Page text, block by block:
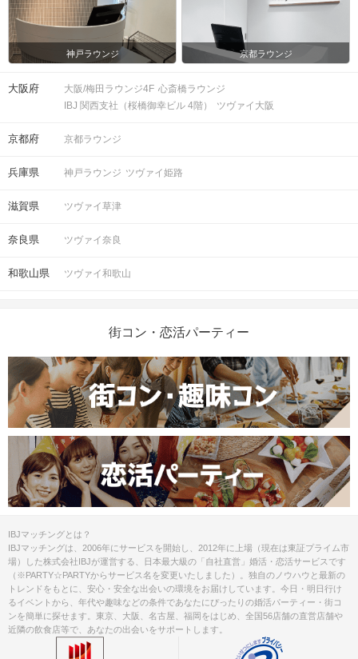
神戸ラウンジ 京都ラウンジ
大阪府 大阪/梅田ラウンジ4F 心斎橋ラウンジ
IBJ 関西支社（桜橋御幸ビル 4階）
ツヴァイ大阪
京都府 京都ラウンジ
兵庫県 神戸ラウンジ ツヴァイ姫路
滋賀県 ツヴァイ草津
奈良県 ツヴァイ奈良
和歌山県 ツヴァイ和歌山
街コン・恋活パーティー
IBJマッチングとは？
IBJマッチングは、2006年にサービスを開始し、2012年に上場（現在は東証プライム市
場）した株式会社IBJが運営する、日本最大級の「自社直営」婚活・恋活サービスです
（※PARTY☆PARTYからサービス名を変更いたしました）。独自のノウハウと最新の
トレンドをもとに、安心・安全な出会いの環境をお届けしています。今日・明日行け
るイベントから、年代や趣味などの条件であなたにぴったりの婚活パーティー・街コ
ンを簡単に探せます。東京、大阪、名古屋、福岡をはじめ、全国56店舗の直営店舗や
近隣の飲食店等で、あなたの出会いをサポートします。